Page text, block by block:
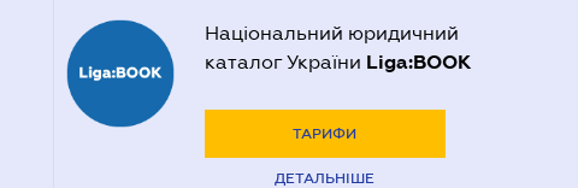
Національний юридичний
каталог України Liga:BOOK
ТАРИФИ
ДЕТАЛЬНІШЕ